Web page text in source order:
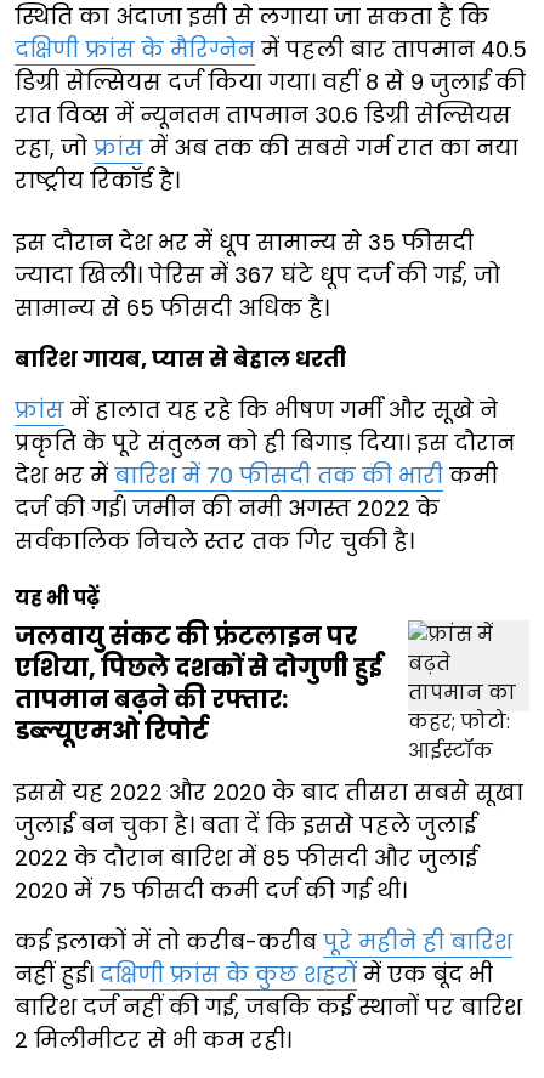
स्थिति का अंदाजा इसी से लगाया जा सकता है कि
दक्षिणी फ्रांस के मैरिग्नेन में पहली बार तापमान 40.5
डिग्री सेल्सियस दर्ज किया गया। वहीं 8 से 9 जुलाई की
रात विव्स में न्यूनतम तापमान 30.6 डिग्री सेल्सियस
रहा, जो फ्रांस में अब तक की सबसे गर्म रात का नया
राष्ट्रीय रिकॉर्ड है।
इस दौरान देश भर में धूप सामान्य से 35 फीसदी
ज्यादा खिली। पेरिस में 367 घंटे धूप दर्ज की गई, जो
सामान्य से 65 फीसदी अधिक है।
बारिश गायब, प्यास से बेहाल धरती
फ्रांस में हालात यह रहे कि भीषण गर्मी और सूखे ने
प्रकृति के पूरे संतुलन को ही बिगाड़ दिया। इस दौरान
देश भर में बारिश में 70 फीसदी तक की भारी कमी
दर्ज की गई। जमीन की नमी अगस्त 2022 के
सर्वकालिक निचले स्तर तक गिर चुकी है।
यह भी पढ़ें
जलवायु संकट की फ्रंटलाइन पर
एशिया, पिछले दशकों से दोगुणी हुई
तापमान बढ़ने की रफ्तार:
डब्ल्यूएमओ रिपोर्ट
इससे यह 2022 और 2020 के बाद तीसरा सबसे सूखा
जुलाई बन चुका है। बता दें कि इससे पहले जुलाई
2022 के दौरान बारिश में 85 फीसदी और जुलाई
2020 में 75 फीसदी कमी दर्ज की गई थी।
कई इलाकों में तो करीब-करीब पूरे महीने ही बारिश
नहीं हुई। दक्षिणी फ्रांस के कुछ शहरों में एक बूंद भी
बारिश दर्ज नहीं की गई, जबकि कई स्थानों पर बारिश
2 मिलीमीटर से भी कम रही।